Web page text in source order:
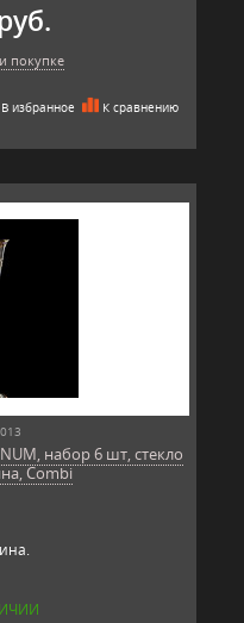
покупке
В избранное К сравнению
набор 6 шт, стекло
Combi